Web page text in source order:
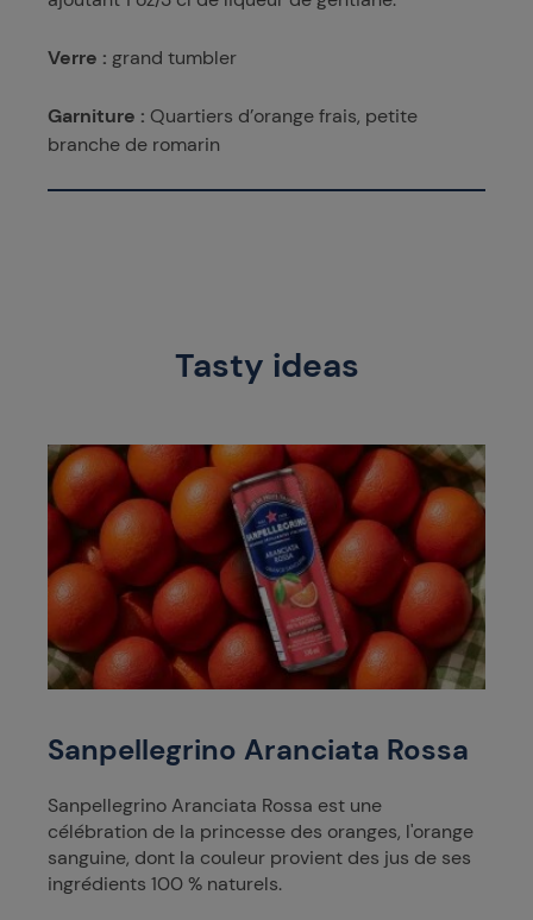
Verre : grand tumbler
Garniture : Quartiers d’orange frais, petite
branche de romarin
Tasty ideas
Sanpellegrino Aranciata Rossa
Sanpellegrino Aranciata Rossa est une
célébration de la princesse des oranges, l'orange
sanguine, dont la couleur provient des jus de ses
ingrédients 100 % naturels.